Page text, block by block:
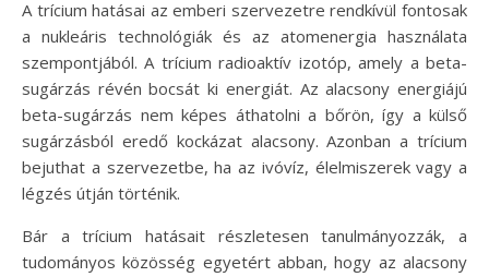
A trícium hatásai az emberi szervezetre rendkívül fontosak
a nukleáris technológiák és az atomenergia használata
szempontjából. A trícium radioaktív izotóp, amely a beta-
sugárzás révén bocsát ki energiát. Az alacsony energiájú
beta-sugárzás nem képes áthatolni a bőrön, így a külső
sugárzásból eredő kockázat alacsony. Azonban a trícium
bejuthat a szervezetbe, ha az ivóvíz, élelmiszerek vagy a
légzés útján történik.
Bár a trícium hatásait részletesen tanulmányozzák, a
tudományos közösség egyetért abban, hogy az alacsony